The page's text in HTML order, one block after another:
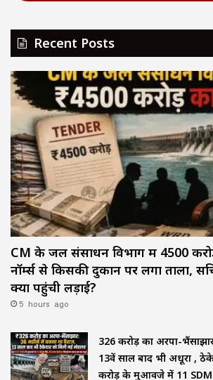
Recent Posts
CM के जल संसाधन विभाग में ₹4500
नॉर्म्स से किसकी दुकान पर लगा ताला,
क्यों पहुंची लड़ाई?
5 hours ago
₹326 करोड़ का अरपा-
13वें साल बाद भी अधूरा ,
करोड़ के मुआवजे में 11 SDM